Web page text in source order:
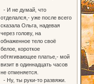
- И не думай, что
отделался,- уже после всего
сказала Ольга, надевая
через голову, на
обнаженное тело своё
белое, короткое
обтягивающее платье,- мой
визит в одиннадцать часов
не отменяется.
- Ну, ты руки-то развяжи.